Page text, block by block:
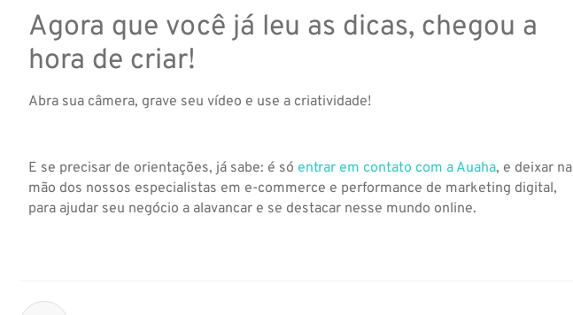
Agora que você já leu as dicas, chegou a
hora de criar!
Abra sua câmera, grave seu vídeo e use a criatividade!
E se precisar de orientações, já sabe: é só entrar em contato com a Auaha, e deixar na
mão dos nossos especialistas em e-commerce e performance de marketing digital,
para ajudar seu negócio a alavancar e se destacar nesse mundo online.